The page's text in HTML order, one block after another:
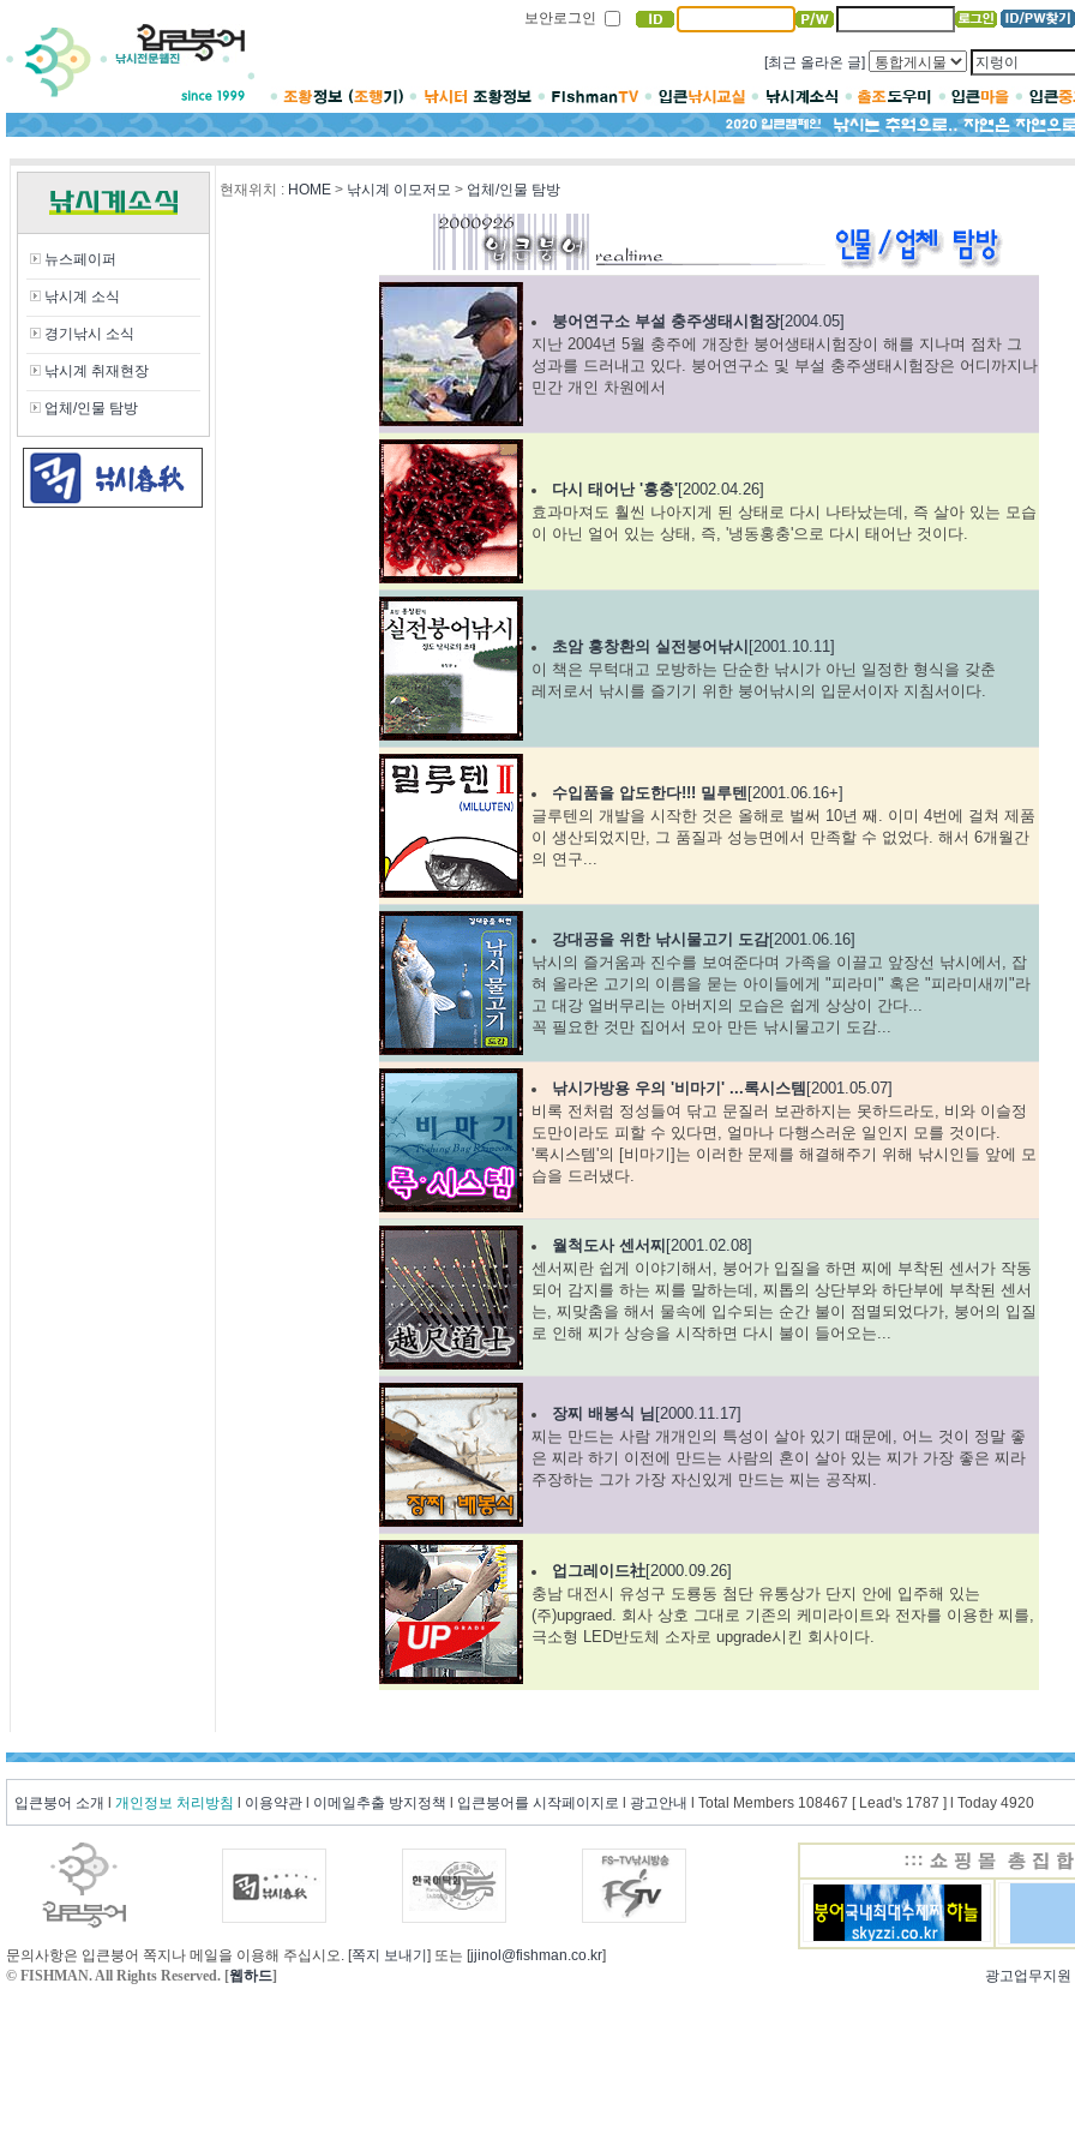
보안로그인
[최근 올라온 글]
뉴스페이퍼
낚시계 소식
경기낚시 소식
낚시계 취재현장
업체/인물 탐방
현재위치 : HOME > 낚시계 이모저모 > 업체/인물 탐방
붕어연구소 부설 충주생태시험장[2004.05]
지난 2004년 5월 충주에 개장한 붕어생태시험장이 해를 지나며 점차 그
성과를 드러내고 있다. 붕어연구소 및 부설 충주생태시험장은 어디까지나
민간 개인 차원에서
다시 태어난 '홍충'[2002.04.26]
효과마져도 훨씬 나아지게 된 상태로 다시 나타났는데, 즉 살아 있는 모습
이 아닌 얼어 있는 상태, 즉, '냉동홍충'으로 다시 태어난 것이다.
초암 홍창환의 실전붕어낚시 [2001.10.11]
이 책은 무턱대고 모방하는 단순한 낚시가 아닌 일정한 형식을 갖춘
레저로서 낚시를 즐기기 위한 붕어낚시의 입문서이자 지침서이다.
수입품을 압도한다!!! 밀루텐 [2001.06.16+]
글루텐의 개발을 시작한 것은 올해로 벌써 10년 째. 이미 4번에 걸쳐 제품
이 생산되었지만, 그 품질과 성능면에서 만족할 수 없었다. 해서 6개월간
의 연구...
강대공을 위한 낚시물고기 도감[2001.06.16]
낚시의 즐거움과 진수를 보여준다며 가족을 이끌고 앞장선 낚시에서, 잡
혀 올라온 고기의 이름을 묻는 아이들에게 "피라미" 혹은 "피라미새끼"라
고 대강 얼버무리는 아버지의 모습은 쉽게 상상이 간다...
꼭 필요한 것만 집어서 모아 만든 낚시물고기 도감...
낚시가방용 우의 '비마기' ...록시스템 [2001.05.07]
비록 전처럼 정성들여 닦고 문질러 보관하지는 못하드라도, 비와 이슬정
도만이라도 피할 수 있다면, 얼마나 다행스러운 일인지 모를 것이다.
'록시스템'의 [비마기]는 이러한 문제를 해결해주기 위해 낚시인들 앞에 모
습을 드러냈다.
월척도사 센서찌 [2001.02.08]
센서찌란 쉽게 이야기해서, 붕어가 입질을 하면 찌에 부착된 센서가 작동
되어 감지를 하는 찌를 말하는데, 찌톱의 상단부와 하단부에 부착된 센서
는, 찌맞춤을 해서 물속에 입수되는 순간 불이 점멸되었다가, 붕어의 입질
로 인해 찌가 상승을 시작하면 다시 불이 들어오는...
장찌 배봉식 님 [2000.11.17]
찌는 만드는 사람 개개인의 특성이 살아 있기 때문에, 어느 것이 정말 좋
은 찌라 하기 이전에 만드는 사람의 혼이 살아 있는 찌가 가장 좋은 찌라
주장하는 그가 가장 자신있게 만드는 찌는 공작찌.
업그레이드社[2000.09.26]
충남 대전시 유성구 도룡동 첨단 유통상가 단지 안에 입주해 있는
(주)upgraed. 회사 상호 그대로 기존의 케미라이트와 전자를 이용한 찌를,
극소형 LED반도체 소자로 upgrade시킨 회사이다.
입큰붕어 소개 개인정보 처리방침 이용약관 이메일추출 방지정책 입큰붕어를 시작페이지로 광고안내 l Total Members 108467 [ Lead's 1787 ] l Today 4920
문의사항은 입큰붕어 쪽지나 메일을 이용해 주십시오. [쪽지 보내기 ] 또는 [jjinol@fishman.co.kr]
© FISHMAN. All Rights Reserved. [웹하드] 광고업무지원